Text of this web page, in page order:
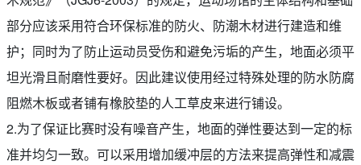
部分应该采用符合环保标准的防火、防潮木材进行建造和维
护；同时为了防止运动员受伤和避免污垢的产生，地面必须平
坦光滑且耐磨性要好。因此建议使用经过特殊处理的防水防腐
阻燃木板或者铺有橡胶垫的人工草皮来进行铺设。
2.为了保证比赛时没有噪音产生，地面的弹性要达到一定的标
准并均匀一致。可以采用增加缓冲层的方法来提高弹性和减震